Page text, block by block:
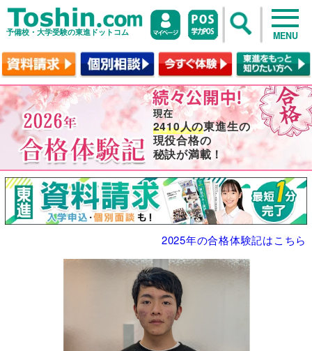
予備校・大学受験の東進ドットコム MENU
2410人の東進生の
現役合格の
秘訣が満載！
2025年の合格体験記はこちら
no image